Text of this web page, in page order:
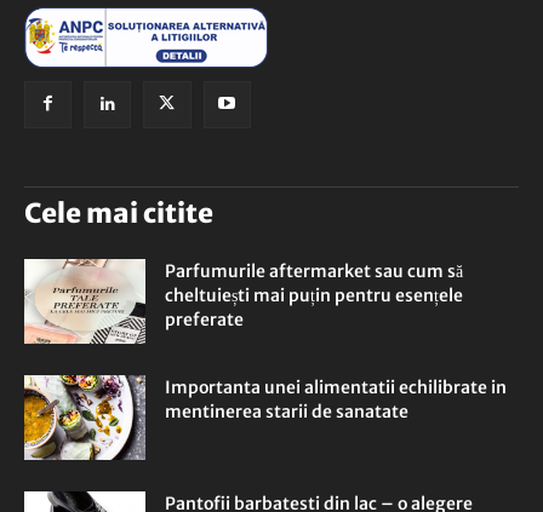
Cele mai citite
Parfumurile aftermarket sau cum să
cheltuiești mai puțin pentru esențele
preferate
Importanta unei alimentatii echilibrate in
mentinerea starii de sanatate
Pantofii barbatesti din lac – o alegere